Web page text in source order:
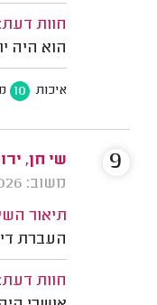
חוות דעת:
הוא היה
איכות 10
שי חן,
משוב: 21/04/2026
תיאור
העברת
חוות דעת:
9